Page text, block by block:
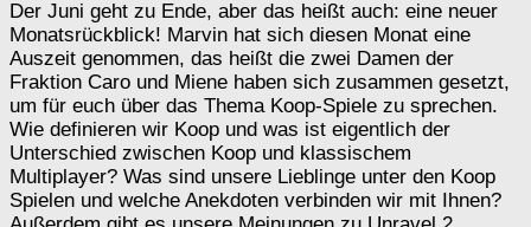
Der Juni geht zu Ende, aber das heißt auch: eine neuer
Monatsrückblick! Marvin hat sich diesen Monat eine
Auszeit genommen, das heißt die zwei Damen der
Fraktion Caro und Miene haben sich zusammen gesetzt,
um für euch über das Thema Koop-Spiele zu sprechen.
Wie definieren wir Koop und was ist eigentlich der
Unterschied zwischen Koop und klassischem
Multiplayer? Was sind unsere Lieblinge unter den Koop
Spielen und welche Anekdoten verbinden wir mit Ihnen?